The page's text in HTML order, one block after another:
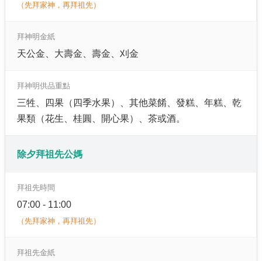
（先拜家神，再拜祖先）
拜神明金紙
天公金、大壽金、壽金、刈金
拜神明供品重點
三牲、四果（四季水果）、其他菜餚、發糕、年糕、乾
果類（花生、桂圓、開心果）、茶或酒。
除夕拜祖先公媽
拜祖先時間
07:00 - 11:00
（先拜家神，再拜祖先）
拜祖先金紙